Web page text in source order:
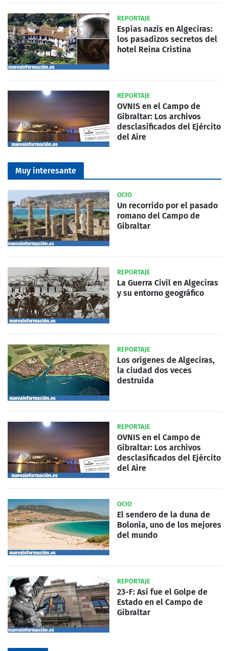
REPORTAJE
Espías nazis en Algeciras:
los pasadizos secretos del
hotel Reina Cristina
REPORTAJE
OVNIS en el Campo de
Gibraltar: Los archivos
desclasificados del Ejército
del Aire
Muy interesante
OCIO
Un recorrido por el pasado
romano del Campo de
Gibraltar
REPORTAJE
La Guerra Civil en Algeciras
y su entorno geográfico
REPORTAJE
Los orígenes de Algeciras,
la ciudad dos veces
destruida
REPORTAJE
OVNIS en el Campo de
Gibraltar: Los archivos
desclasificados del Ejército
del Aire
OCIO
El sendero de la duna de
Bolonia, uno de los mejores
del mundo
REPORTAJE
23-F: Así fue el Golpe de
Estado en el Campo de
Gibraltar